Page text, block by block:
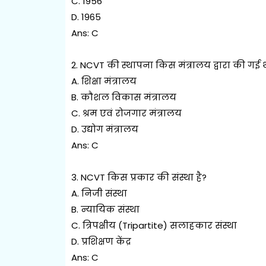
D. 1965
Ans: C
2. NCVT की स्थापना किस मंत्रालय द्वारा की गई
A. शिक्षा मंत्रालय
B. कौशल विकास मंत्रालय
C. श्रम एवं रोजगार मंत्रालय
D. उद्योग मंत्रालय
Ans: C
3. NCVT किस प्रकार की संस्था है?
A. निजी संस्था
B. न्यायिक संस्था
C. त्रिपक्षीय (Tripartite) सलाहकार संस्था
D. प्रशिक्षण केंद्र
Ans: C